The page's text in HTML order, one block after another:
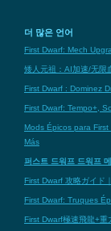
더 많은 언어
First Dwarf: Mech
矮人元祖：AI加速/无限
First Dwarf : Dominez
First Dwarf: Tempo+,
Mods Épicos para
Más
퍼스트 드워프 드워프
First Dwarf 攻略ガイド
First Dwarf: Truques
First Dwarf極速飛龍+